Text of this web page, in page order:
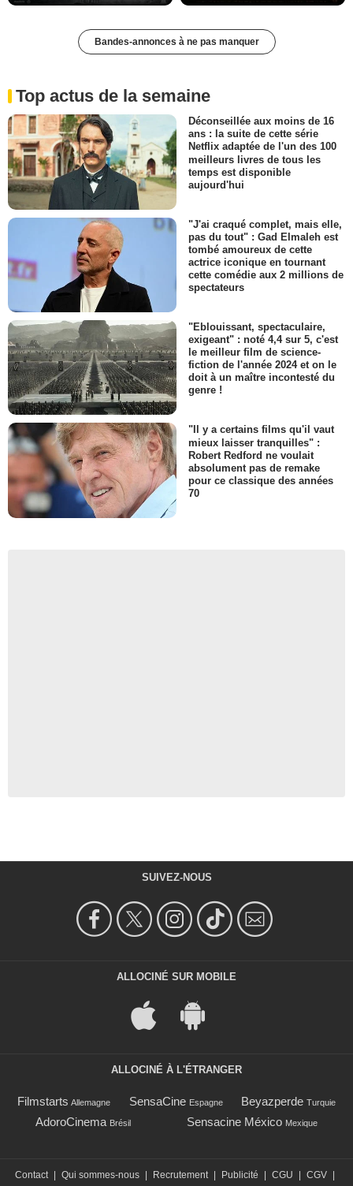
Bandes-annonces à ne pas manquer
Top actus de la semaine
Déconseillée aux moins de 16
ans : la suite de cette série
Netflix adaptée de l'un des 100
meilleurs livres de tous les
temps est disponible
aujourd'hui
"J'ai craqué complet, mais elle,
pas du tout" : Gad Elmaleh est
tombé amoureux de cette
actrice iconique en tournant
cette comédie aux 2 millions de
spectateurs
"Eblouissant, spectaculaire,
exigeant" : noté 4,4 sur 5, c'est
le meilleur film de science-
fiction de l'année 2024 et on le
doit à un maître incontesté du
genre !
"Il y a certains films qu'il vaut
mieux laisser tranquilles" :
Robert Redford ne voulait
absolument pas de remake
pour ce classique des années
70
SUIVEZ-NOUS
ALLOCINÉ SUR MOBILE
ALLOCINÉ À L'ÉTRANGER
Filmstarts Allemagne SensaCine Espagne Beyazperde Turquie
AdoroCinema Brésil Sensacine México Mexique
Contact | Qui sommes-nous | Recrutement | Publicité | CGU | CGV |